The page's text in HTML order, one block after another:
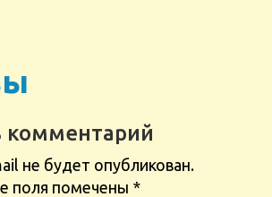
комментарий
не будет опубликован.
поля помечены *